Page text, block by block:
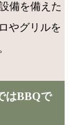
備を備えた
やグリルを
はBBQで